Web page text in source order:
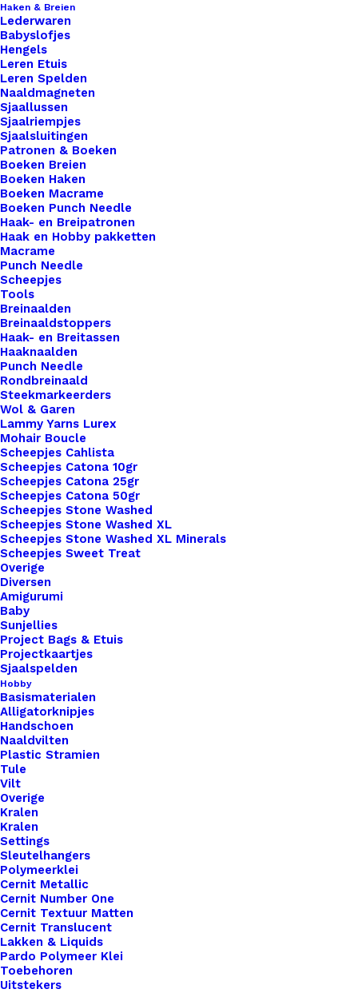
Haken & Breien
Lederwaren
Babyslofjes
Hengels
Leren Etuis
Leren Spelden
Naaldmagneten
Sjaallussen
Sjaalriempjes
Sjaalsluitingen
Patronen & Boeken
Boeken Breien
Boeken Haken
Boeken Macrame
Boeken Punch Needle
Haak- en Breipatronen
Haak en Hobby pakketten
Macrame
Punch Needle
Scheepjes
Tools
Breinaalden
Breinaaldstoppers
Haak- en Breitassen
Haaknaalden
Punch Needle
Rondbreinaald
Steekmarkeerders
Wol & Garen
Lammy Yarns Lurex
Mohair Boucle
Scheepjes Cahlista
Scheepjes Catona 10gr
Scheepjes Catona 25gr
Scheepjes Catona 50gr
Scheepjes Stone Washed
Scheepjes Stone Washed XL
Scheepjes Stone Washed XL Minerals
Scheepjes Sweet Treat
Overige
Diversen
Amigurumi
Baby
Sunjellies
Project Bags & Etuis
Projectkaartjes
Sjaalspelden
Hobby
Basismaterialen
Alligatorknipjes
Handschoen
Naaldvilten
Plastic Stramien
Tule
Vilt
Overige
Kralen
Kralen
Settings
Sleutelhangers
Polymeerklei
Cernit Metallic
Cernit Number One
Cernit Textuur Matten
Cernit Translucent
Lakken & Liquids
Pardo Polymeer Klei
Toebehoren
Uitstekers
Wil je je handgemaakte haak- en breiwerken naar
een hoger niveau tillen? Overweeg dan onze
prachtige leren labels, de perfecte finishing touch
voor al je creaties. Met onze labels voeg je niet
alleen een professionele uitstraling toe aan je
werk, maar ook een persoonlijk tintje dat jouw
ambachtelijke meesterwerken onderscheidt van
de rest. Voor de bewuste haak- en breisters onder
ons bieden we ook een assortiment vegan leren
labels aan die volledig diervriendelijk zijn.
Gemaakt van hoogwaardig synthetisch materiaal,
zijn deze labels een milieuvriendelijk alternatief
voor traditioneel leer, zonder concessies te doen
aan stijl of kwaliteit.
Kleur*
Vorm*
1xLeren Label 1,5x6cm Gelaserd Made
With Love
Leren
Label
1,5x6cm
Gelaserd
Made
Love
aantal
Artikelnummer
Categorie
Kleur
Binnen 1-3 werkdagen verzonden
Veilig betalen
Unieke en kwaliteitsproducten